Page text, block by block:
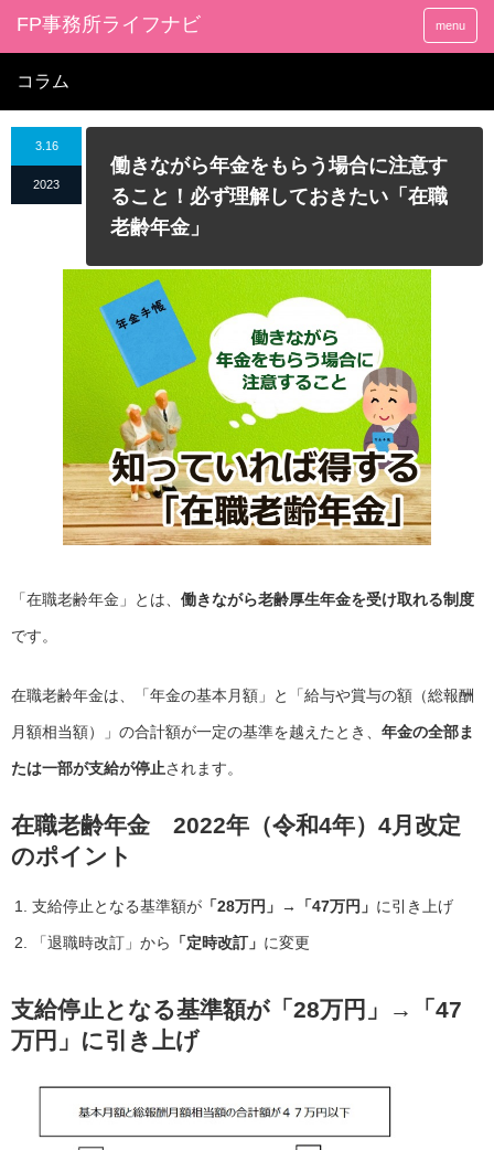
FP事務所ライフナビ menu
コラム
3.16
2023
働きながら年金をもらう場合に注意す
ること！必ず理解しておきたい「在職
老齢年金」
「在職老齢年金」とは、 働きながら老齢厚生年金を受け取れる制度
です。
在職老齢年金は、「年金の基本月額」と「給与や賞与の額（総報酬
月額相当額）」の合計額が一定の基準を越えたとき、 年金の全部ま
たは一部が支給が停止されます。
在職老齢年金 2022年（令和4年）4月改定
のポイント
支給停止となる基準額が 「28万円」→「47万円」 に引き上げ
「退職時改訂」から 「定時改訂」 に変更
支給停止となる基準額が「28万円」→「47
万円」に引き上げ